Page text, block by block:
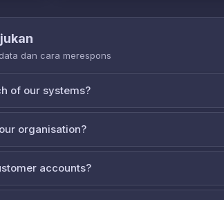
dan cara merespons
of our systems?
organisation?
accounts?